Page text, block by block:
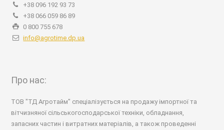
+38 096 192 93 73
+38 066 059 86 89
0 800 755 678
info@agrotime.dp.ua
Про нас:
ТОВ "ТД Агротайм" спеціалізується на продажу імпортної та
вітчизняної сільськогосподарської техніки, обладнання,
запасних частин і витратних матеріалів, а також проведенні